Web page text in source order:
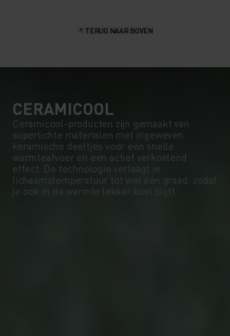
TERUG NAAR BOVEN
CERAMICOOL
Ceramicool-producten zijn gemaakt van
superlichte materialen met ingeweven
keramische deeltjes voor een snelle
warmteafvoer en een actief verkoelend
effect. De technologie verlaagt je
lichaamstemperatuur tot wel één graad, zodat
je ook in de warmte lekker koel blijft.